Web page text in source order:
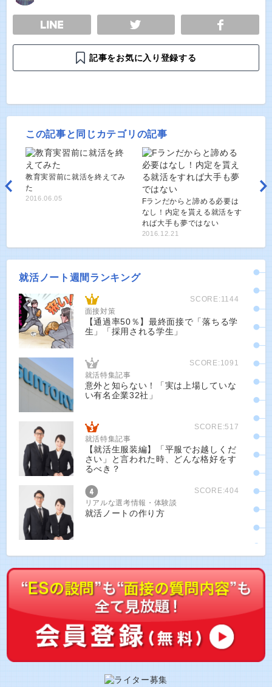
TWEET
記事をお気に入り登録する
この記事と同じカテゴリの記事
教育実習前に就活を終えてみ
た
2016.06.05
Fランだからと諦める必要は
なし！内定を貰える就活をす
れば大手も夢ではない
2016.12.21
就活ノート週間ランキング
SCORE:1144
面接対策
【通過率50％】最終面接で「落ちる学
生」「採用される学生」
SCORE:1091
就活特集記事
意外と知らない！「実は上場していな
い有名企業32社」
SCORE:517
就活特集記事
【就活生服装編】「平服でお越しくだ
さい」と言われた時、どんな格好をす
るべき？
SCORE:404
リアルな選考情報・体験談
就活ノートの作り方